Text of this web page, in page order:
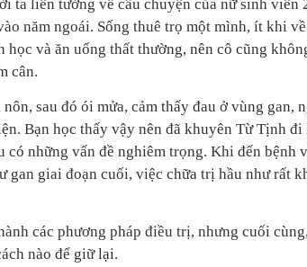
ta liên tưởng về câu chuyện của nữ sinh viên
năm ngoái. Sống thuê trọ một mình, ít khi
và ăn uống thất thường, nên cô cũng
cân.
sau đó ói mửa, cảm thấy đau ở vùng gan,
Bạn học thấy vậy nên đã khuyên Từ Tịnh đi
có những vấn đề nghiêm trọng. Khi đến bệnh
gan giai đoạn cuối, việc chữa trị hầu như rất
các phương pháp điều trị, nhưng cuối
nào để giữ lại.